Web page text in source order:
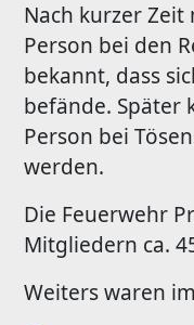
Nach kurzer Zeit
Person bei den
bekannt, dass
befände. Später
Person bei
werden.
Die Feuerwehr
Mitgliedern ca.
Weiters waren